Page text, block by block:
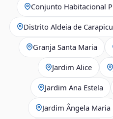
Conjunto Habitacional
Distrito Aldeia de
Granja Santa Maria
Jardim Alice
Jardim Ana Estela
Jardim Ângela Maria